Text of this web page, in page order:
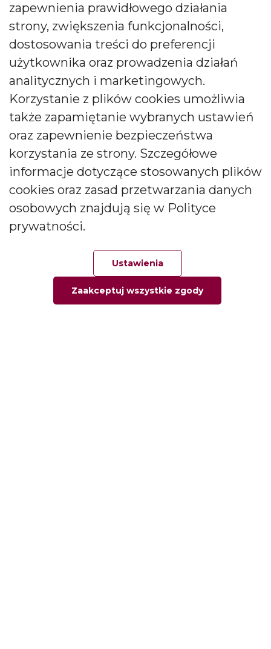
Ulubione Zamówienie
Zapisz się
Wyrażam zgodę na otrzymywanie
* więcej
Wyrażam zgodę na otrzymywanie drogą elektroniczną
informacji marketingowych (newslettera) od BARTEK
CANDLES Małgorzata i Janusz Bryłkowscy Sp. Jawna na
podany przeze mnie adres e-mail. Zgoda ta może być
wycofana w każdej chwili.
Polski producent świec zapachowych
Od kilkudziesięciu lat tworzymy świece, które zachwycają
pokolenia. Jesteśmy liderem produkcji świec ozdobnych i
zapachowych oraz dyfuzorów.
zapewnienia prawidłowego działania
strony, zwiększenia funkcjonalności,
dostosowania treści do preferencji
użytkownika oraz prowadzenia działań
analitycznych i marketingowych.
Korzystanie z plików cookies umożliwia
także zapamiętanie wybranych ustawień
oraz zapewnienie bezpieczeństwa
korzystania ze strony. Szczegółowe
informacje dotyczące stosowanych plików
cookies oraz zasad przetwarzania danych
osobowych znajdują się w Polityce
prywatności.
Ustawienia
Zaakceptuj wszystkie zgody